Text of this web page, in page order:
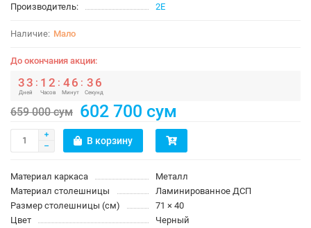
Производитель:
2E
Мало
До окончания акции:
33
Дней
: 1 2
Часов
: 46
Минут
: 3 5
Секунд
659 000 сум 602 700 сум
В корзину
Материал каркаса
Металл
Материал столешницы
Ламинированное ДСП
Размер столешницы (см)
71 × 40
Цвет
Черный